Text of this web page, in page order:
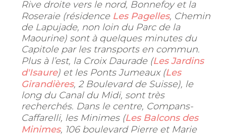
Rive droite vers le nord, Bonnefoy et la
Roseraie (résidence Les Pagelles, Chemin
de Lapujade, non loin du Parc de la
Maourine) sont à quelques minutes du
Capitole par les transports en commun.
Plus à l’est, la Croix Daurade (Les Jardins
d'Isaure) et les Ponts Jumeaux (Les
Girandières, 2 Boulevard de Suisse), le
long du Canal du Midi, sont très
recherchés. Dans le centre, Compans-
Caffarelli, les Minimes (Les Balcons des
Minimes, 106 boulevard Pierre et Marie